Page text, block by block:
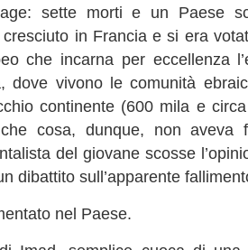
sette morti e un Paese
in Francia e si era
che incarna per eccellenza
dove vivono le comunità
continente (600 mila e
che cosa, dunque, non aveva
del giovane scosse
dibattito sull’apparente
nel Paese.